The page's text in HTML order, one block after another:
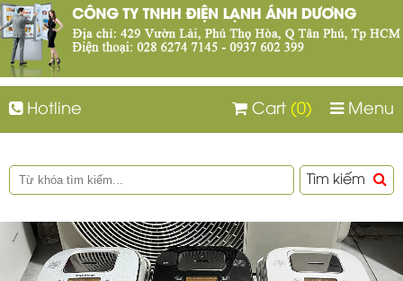
Hotline Menu
Cart (0)
Tìm kiếm